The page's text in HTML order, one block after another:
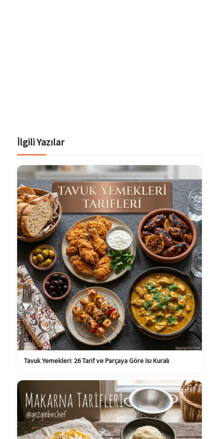
İlgili Yazılar
Tavuk Yemekleri: 26 Tarif ve Parçaya Göre Isı Kuralı